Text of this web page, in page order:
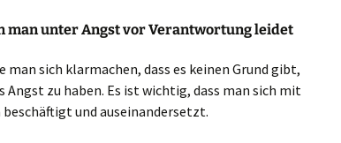
man unter Angst vor Verantwortung leidet
man sich klarmachen, dass es keinen Grund gibt,
Angst zu haben. Es ist wichtig, dass man sich mit
beschäftigt und auseinandersetzt.